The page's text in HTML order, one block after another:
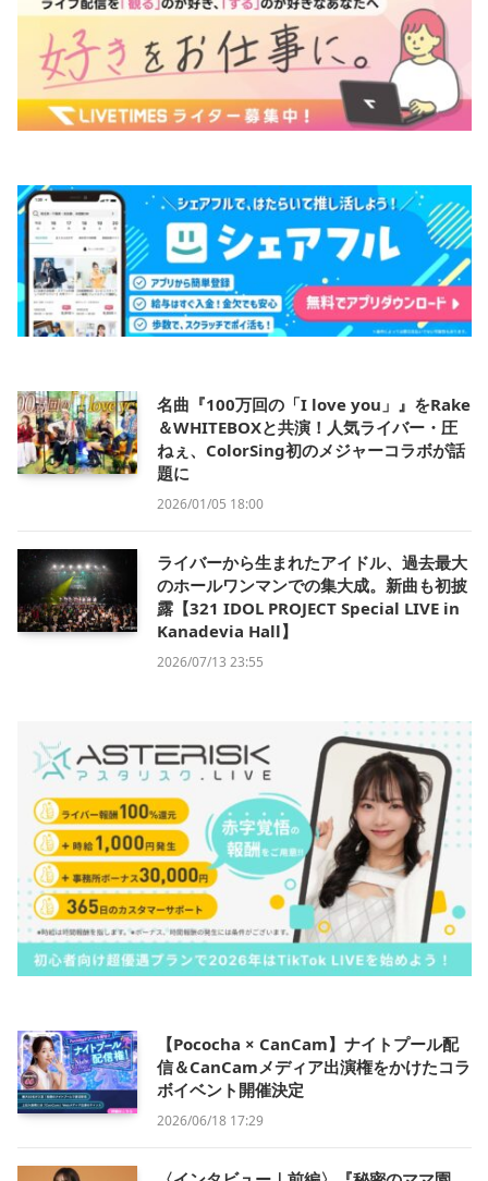
名曲『100万回の「I love you」』をRake
＆WHITEBOXと共演！人気ライバー・圧
ねぇ、ColorSing初のメジャーコラボが話
題に
2026/01/05 18:00
ライバーから生まれたアイドル、過去最大
のホールワンマンでの集大成。新曲も初披
露【321 IDOL PROJECT Special LIVE in
Kanadevia Hall】
2026/07/13 23:55
【Pococha × CanCam】ナイトプール配
信＆CanCamメディア出演権をかけたコラ
ボイベント開催決定
2026/06/18 17:29